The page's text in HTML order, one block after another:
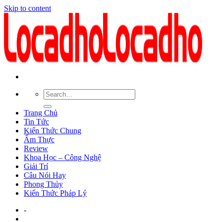
Skip to content
Trang Chủ
Tin Tức
Kiến Thức Chung
Ẩm Thực
Review
Khoa Học – Công Nghệ
Giải Trí
Câu Nói Hay
Phong Thủy
Kiến Thức Pháp Lý
-